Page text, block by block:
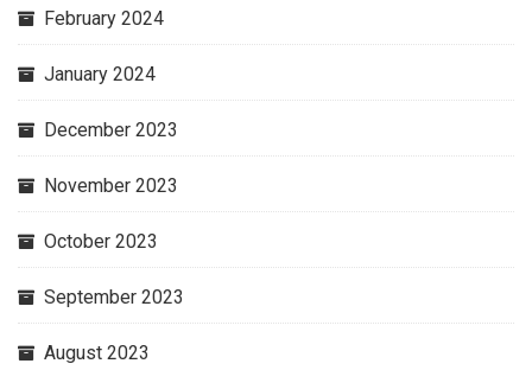
February 2024
January 2024
December 2023
November 2023
October 2023
September 2023
August 2023